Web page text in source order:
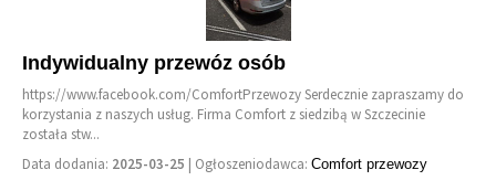
Indywidualny przewóz osób
https://www.facebook.com/ComfortPrzewozy Serdecznie zapraszamy do
korzystania z naszych usług. Firma Comfort z siedzibą w Szczecinie
została stw...
Data dodania: 2025-03-25 | Ogłoszeniodawca:Comfort przewozy